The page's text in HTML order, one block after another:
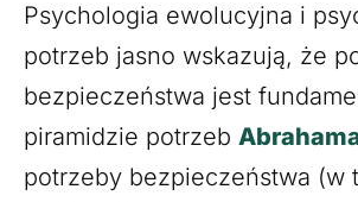
Psychologia ewolucyjna i
potrzeb jasno wskazują, że
bezpieczeństwa jest
piramidzie potrzeb
potrzeby bezpieczeństwa (w